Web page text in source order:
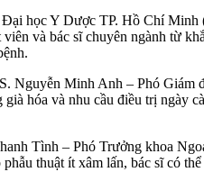
học Y Dược TP. Hồ Chí
và bác sĩ chuyên ngành từ
Nguyễn Minh Anh – Phó
già hóa và nhu cầu điều trị ngày
Tình – Phó Trưởng khoa
thuật ít xâm lấn, bác sĩ có